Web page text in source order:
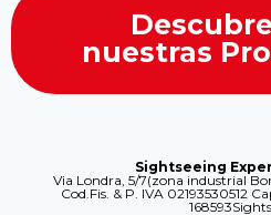
nuestras
Sightseeing
Via Londra, 5/7(zona industrial
Cod.Fis. & P. IVA 02193530512